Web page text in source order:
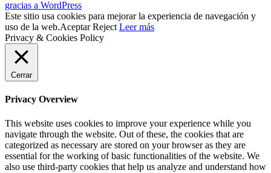
gracias a WordPress
Este sitio usa cookies para mejorar la experiencia de navegación y
uso de la web.Aceptar Reject Leer más
Privacy & Cookies Policy
Cerrar
Privacy Overview
This website uses cookies to improve your experience while you
navigate through the website. Out of these, the cookies that are
categorized as necessary are stored on your browser as they are
essential for the working of basic functionalities of the website. We
also use third-party cookies that help us analyze and understand how